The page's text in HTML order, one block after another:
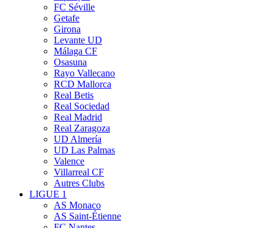
FC Séville
Getafe
Girona
Levante UD
Málaga CF
Osasuna
Rayo Vallecano
RCD Mallorca
Real Betis
Real Sociedad
Real Madrid
Real Zaragoza
UD Almería
UD Las Palmas
Valence
Villarreal CF
Autres Clubs
LIGUE 1
AS Monaco
AS Saint-Étienne